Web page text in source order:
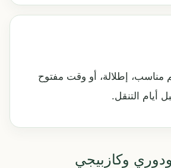
إطلالة، أو وقت مفتوح
أيام التنقل.
وكازبيجي